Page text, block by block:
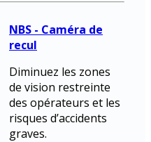
NBS - Caméra de
recul
Diminuez les zones
de vision restreinte
des opérateurs et les
risques d’accidents
graves.